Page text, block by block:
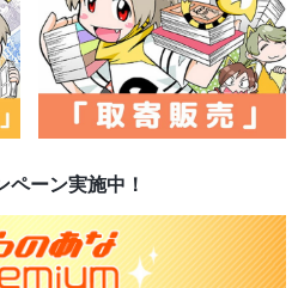
ペーン実施中！